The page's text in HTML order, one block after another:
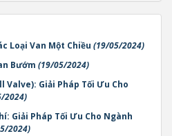
Loại Van Một Chiều (19/05/2024)
Bướm (19/05/2024)
Valve): Giải Pháp Tối Ưu Cho
2024)
Giải Pháp Tối Ưu Cho Ngành
2024)